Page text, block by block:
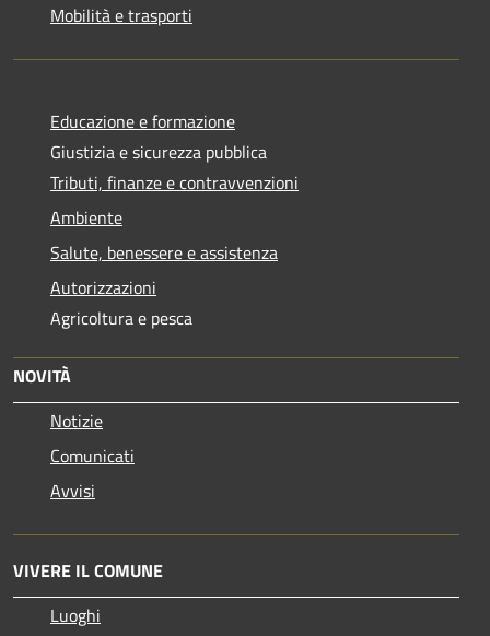
Mobilità e trasporti
Educazione e formazione
Giustizia e sicurezza pubblica
Tributi, finanze e contravvenzioni
Ambiente
Salute, benessere e assistenza
Autorizzazioni
Agricoltura e pesca
NOVITÀ
Notizie
Comunicati
Avvisi
VIVERE IL COMUNE
Luoghi